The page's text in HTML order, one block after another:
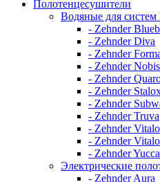
Полотенцесушители
Водяные для
- Zehnder
- Zehnder Diva
- Zehnder
- Zehnder Nobis
- Zehnder
- Zehnder
- Zehnder
- Zehnder Truva
- Zehnder
- Zehnder
- Zehnder
Электрические
- Zehnder Aura